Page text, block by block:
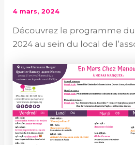
4 mars, 2024
Découvrez le programme
2024 au sein du local de